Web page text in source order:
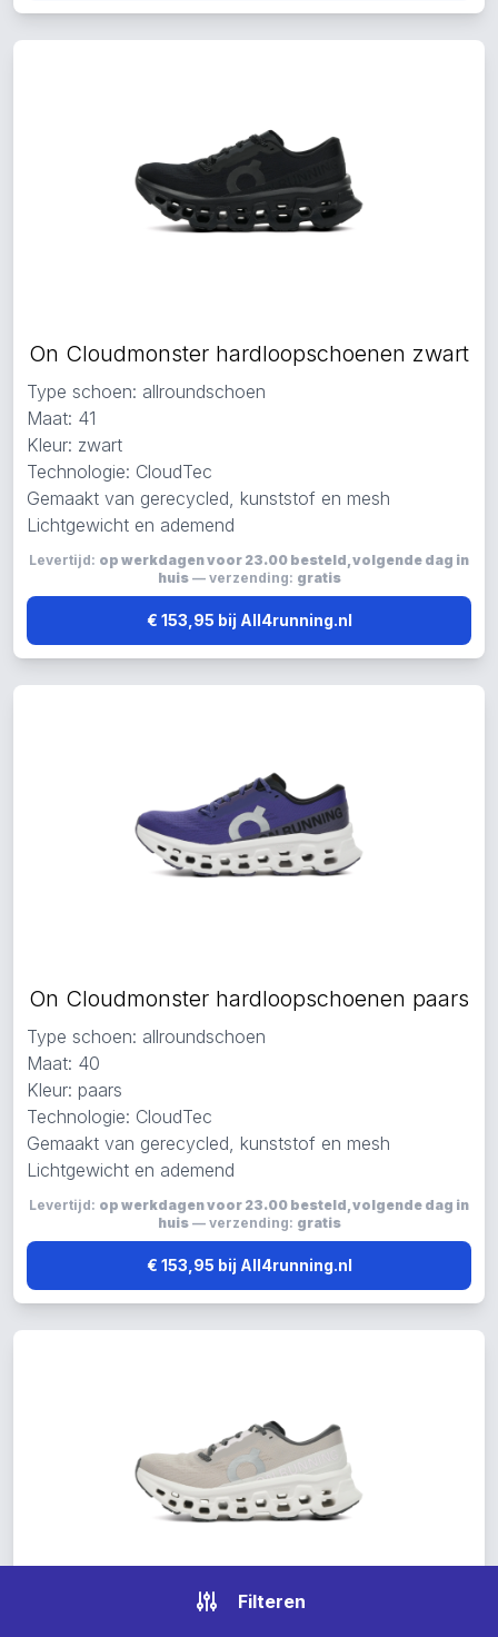
On Cloudmonster hardloopschoenen zwart
Type schoen: allroundschoen
Maat: 41
Kleur: zwart
Technologie: CloudTec
Gemaakt van gerecycled, kunststof en mesh
Lichtgewicht en ademend
Levertijd: op werkdagen voor 23.00 besteld, volgende dag in
huis— verzending: gratis
€ 153,95 bij All4running.nl
On Cloudmonster hardloopschoenen paars
Type schoen: allroundschoen
Maat: 40
Kleur: paars
Technologie: CloudTec
Gemaakt van gerecycled, kunststof en mesh
Lichtgewicht en ademend
Levertijd: op werkdagen voor 23.00 besteld, volgende dag in
huis— verzending: gratis
€ 153,95 bij All4running.nl
Filteren